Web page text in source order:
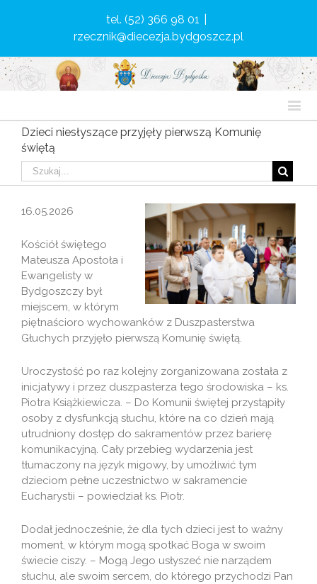
tel. (52) 366 98 01
rzecznik@diecezja.bydgoszcz.pl
Dzieci niesłyszące przyjęły pierwszą Komunię
świętą
16.05.2026
Kościół świętego
Mateusza Apostoła i
Ewangelisty w
Bydgoszczy był
miejscem, w którym
piętnaścioro wychowanków z Duszpasterstwa
Głuchych przyjęło pierwszą Komunię świętą.
Uroczystość po raz kolejny zorganizowana została z
inicjatywy i przez duszpasterza tego środowiska – ks.
Piotra Książkiewicza. – Do Komunii świętej przystąpiły
osoby z dysfunkcją słuchu, które na co dzień mają
utrudniony dostęp do sakramentów przez barierę
komunikacyjną. Cały przebieg wydarzenia jest
tłumaczony na język migowy, by umożliwić tym
dzieciom pełne uczestnictwo w sakramencie
Eucharystii – powiedział ks. Piotr.
Dodał jednocześnie, że dla tych dzieci jest to ważny
moment, w którym mogą spotkać Boga w swoim
świecie ciszy. – Mogą Jego usłyszeć nie narządem
słuchu, ale swoim sercem, do którego przychodzi Pan